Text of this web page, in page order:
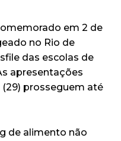
em 2 de
no Rio de
das escolas de
apresentações
prosseguem até
de alimento não